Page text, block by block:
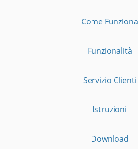
Come Funziona
Funzionalità
Servizio Clienti
Istruzioni
Download